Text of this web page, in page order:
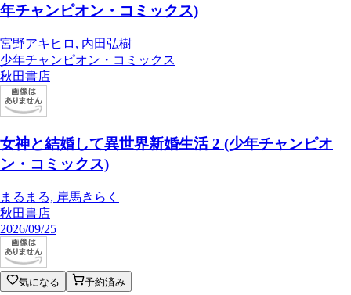
年チャンピオン・コミックス)
宮野アキヒロ, 内田弘樹
少年チャンピオン・コミックス
秋田書店
女神と結婚して異世界新婚生活 2 (少年チャンピオ
ン・コミックス)
まるまる, 岸馬きらく
秋田書店
2026/09/25
気になる 予約済み